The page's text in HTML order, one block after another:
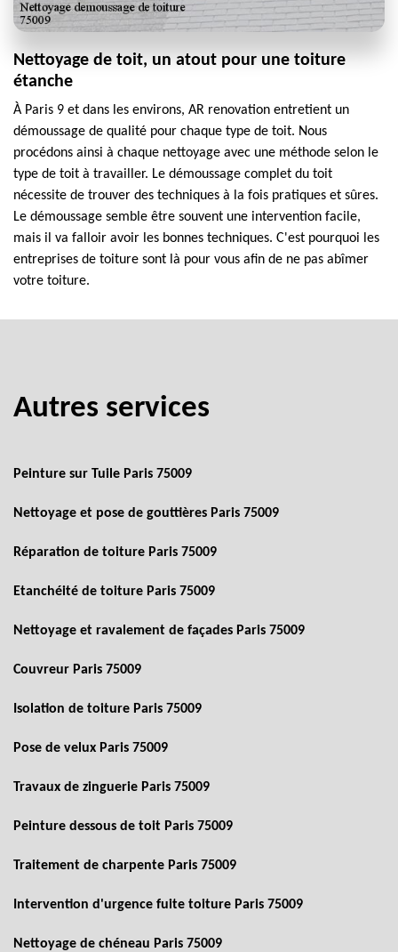
Nettoyage de toit, un atout pour une toiture
étanche
À Paris 9 et dans les environs, AR renovation entretient un
démoussage de qualité pour chaque type de toit. Nous
procédons ainsi à chaque nettoyage avec une méthode selon le
type de toit à travailler. Le démoussage complet du toit
nécessite de trouver des techniques à la fois pratiques et sûres.
Le démoussage semble être souvent une intervention facile,
mais il va falloir avoir les bonnes techniques. C'est pourquoi les
entreprises de toiture sont là pour vous afin de ne pas abîmer
votre toiture.
Autres services
Peinture sur Tuile Paris 75009
Nettoyage et pose de gouttières Paris 75009
Réparation de toiture Paris 75009
Etanchéité de toiture Paris 75009
Nettoyage et ravalement de façades Paris 75009
Couvreur Paris 75009
Isolation de toiture Paris 75009
Pose de velux Paris 75009
Travaux de zinguerie Paris 75009
Peinture dessous de toit Paris 75009
Traitement de charpente Paris 75009
Intervention d'urgence fuite toiture Paris 75009
Nettoyage de chéneau Paris 75009